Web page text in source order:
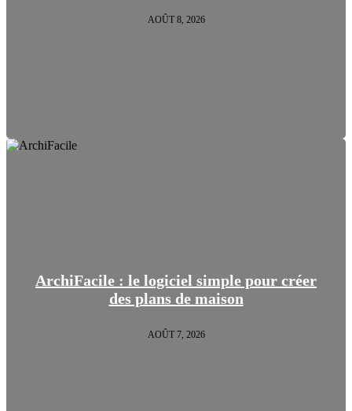
AOÛT 8, 2026
ArchiFacile : le logiciel simple pour créer
des plans de maison
AOÛT 7, 2026